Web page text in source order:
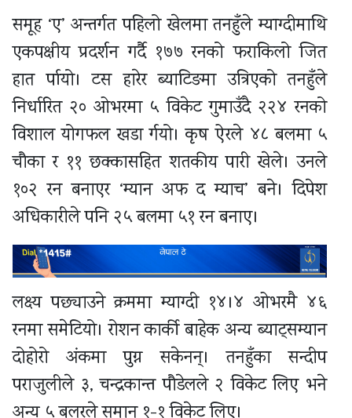
समूह ‘ए’ अन्तर्गत पहिलो खेलमा तनहुँले म्याग्दीमाथि
एकपक्षीय प्रदर्शन गर्दै १७७ रनको फराकिलो जित
हात र्पायो। टस हारेर ब्याटिङमा उत्रिएको तनहुँले
निर्धारित २० ओभरमा ५ विकेट गुमाउँदै २२४ रनको
विशाल योगफल खडा र्गयो। कृष ऐरले ४८ बलमा ५
चौका र ११ छक्कासहित शतकीय पारी खेले। उनले
१०२ रन बनाएर ‘म्यान अफ द म्याच’ बने। दिपेश
अधिकारीले पनि २५ बलमा ५१ रन बनाए।
लक्ष्य पछ्याउने क्रममा म्याग्दी १४।४ ओभरमै ४६
रनमा समेटियो। रोशन कार्की बाहेक अन्य ब्याट्सम्यान
दोहोरो अंकमा पुग्न सकेनन्। तनहुँका सन्दीप
पराजुलीले ३, चन्द्रकान्त पौडेलले २ विकेट लिए भने